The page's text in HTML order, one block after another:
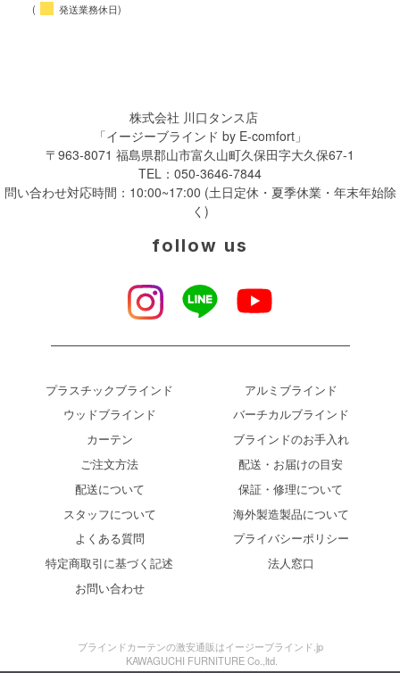
( 発送業務休日)
株式会社 川口タンス店
「イージーブラインド by E-comfort」
〒963-8071 福島県郡山市富久山町久保田字大久保67-1
TEL： 050-3646-7844
問い合わせ対応時間：10:00~17:00 (土日定休・夏季休業・年末年始除
く)
follow us
プラスチックブラインド
アルミブラインド
ウッドブラインド
バーチカルブラインド
カーテン
ブラインドのお手入れ
ご注文方法
配送・お届けの目安
配送について
保証・修理について
スタッフについて
海外製造製品について
よくある質問
プライバシーポリシー
特定商取引に基づく記述
法人窓口
お問い合わせ
ブラインドカーテンの激安通販はイージーブラインド.jp
KAWAGUCHI FURNITURE Co.,ltd.